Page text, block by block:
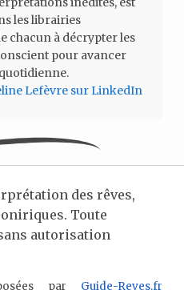
les librairies
chacun à décrypter les
pour avancer
Lefèvre sur LinkedIn
des rêves,
Toute
autorisation
par Guide-Reves.fr